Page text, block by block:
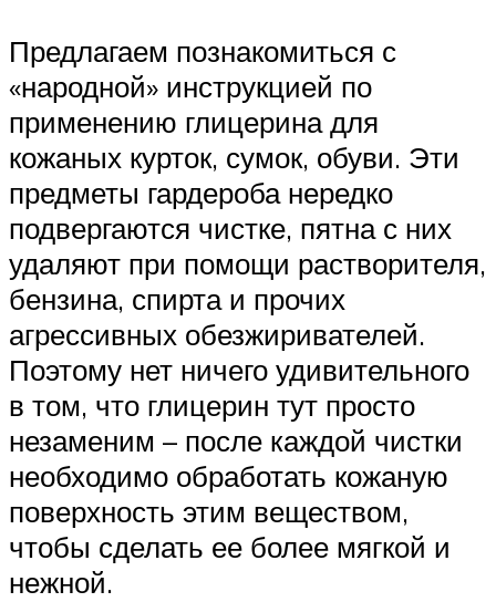
Предлагаем познакомиться с
«народной» инструкцией по
применению глицерина для
кожаных курток, сумок, обуви. Эти
предметы гардероба нередко
подвергаются чистке, пятна с них
удаляют при помощи растворителя,
бензина, спирта и прочих
агрессивных обезжиривателей.
Поэтому нет ничего удивительного
в том, что глицерин тут просто
незаменим – после каждой чистки
необходимо обработать кожаную
поверхность этим веществом,
чтобы сделать ее более мягкой и
нежной.